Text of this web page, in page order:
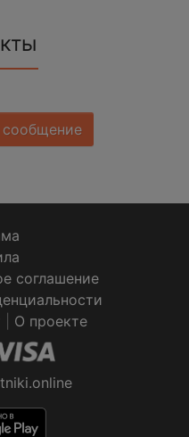
сообщение
соглашение
О проекте